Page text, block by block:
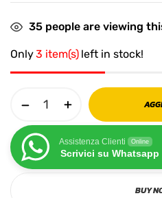
35 people are viewing
Only3 item(s) left in stock!
Assistenza Clienti Online
Scrivici su Whatsapp
BUY